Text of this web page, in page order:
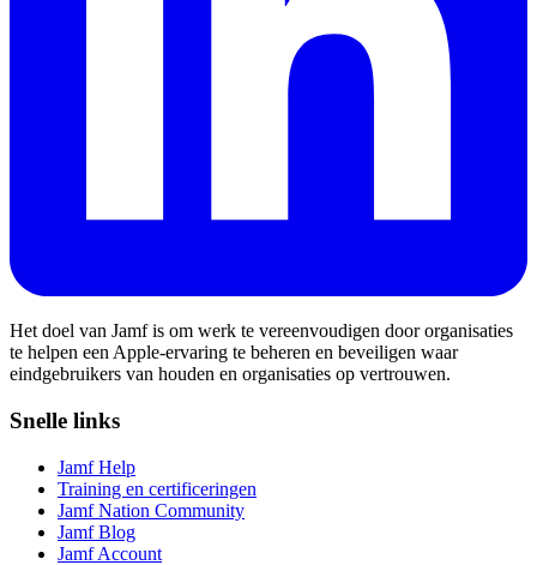
Het doel van Jamf is om werk te vereenvoudigen door organisaties
te helpen een Apple-ervaring te beheren en beveiligen waar
eindgebruikers van houden en organisaties op vertrouwen.
Snelle links
Jamf Help
Training en certificeringen
Jamf Nation Community
Jamf Blog
Jamf Account